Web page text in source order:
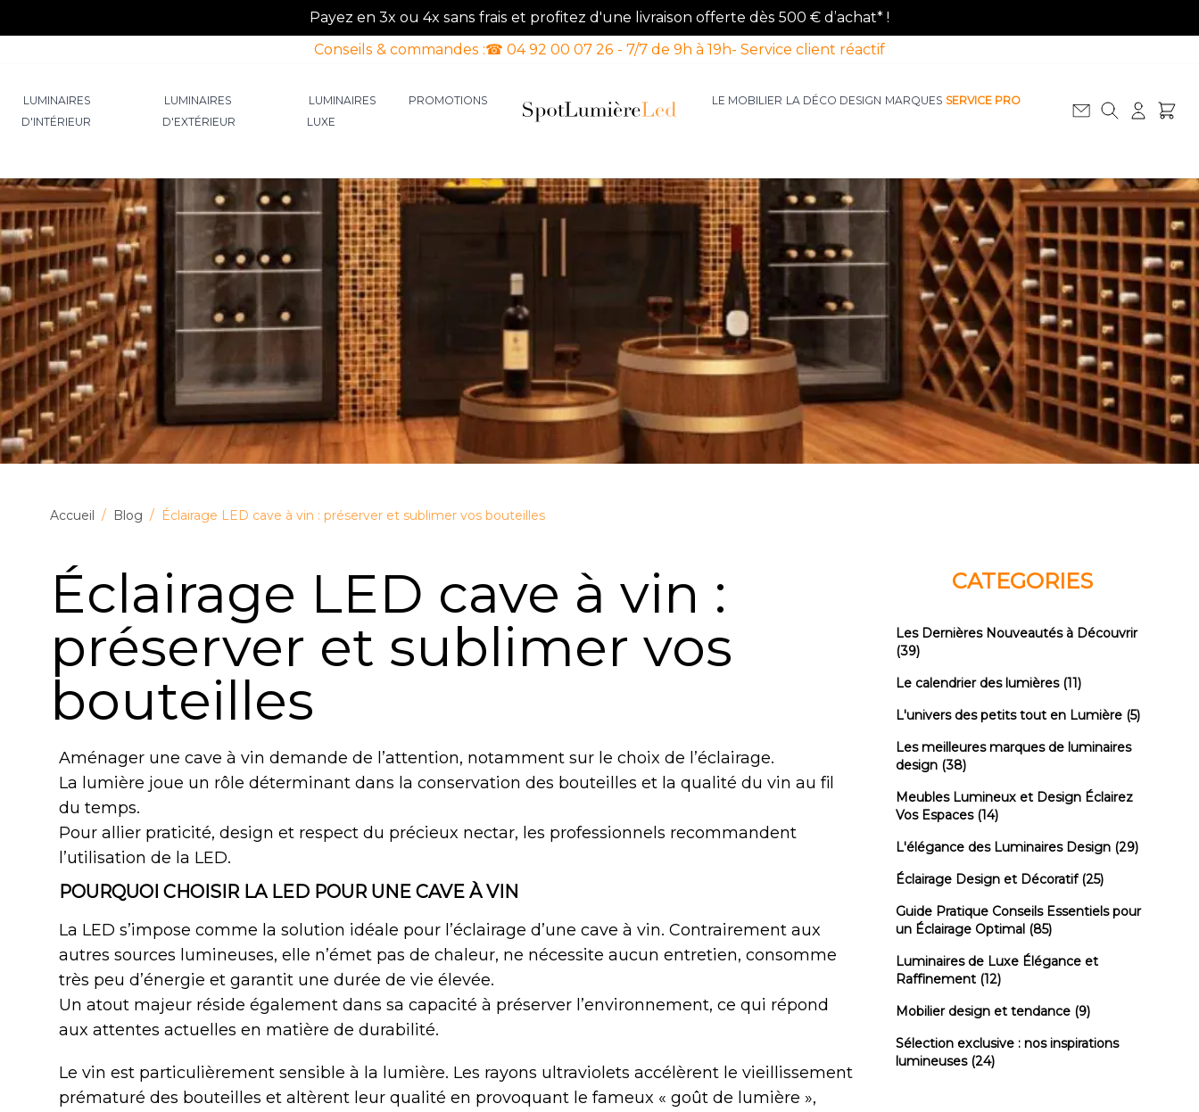
Payez en 3x ou 4x sans frais et profitez d'une livraison offerte dès 500 € d’achat* !
Conseils & commandes :☎ 04 92 00 07 26 - 7/7 de 9h à 19h- Service client réactif
LUMINAIRES
D'INTÉRIEUR
LUMINAIRES
D'EXTÉRIEUR
LUMINAIRES
LUXE
PROMOTIONS LE MOBILIER LA DÉCO DESIGN MARQUES SERVICE PRO
Accueil / Blog / Éclairage LED cave à vin : préserver et sublimer vos bouteilles
Éclairage LED cave à vin :
préserver et sublimer vos
bouteilles
Aménager une cave à vin demande de l’attention, notamment sur le choix de l’éclairage.
La lumière joue un rôle déterminant dans la conservation des bouteilles et la qualité du vin au fil
du temps.
Pour allier praticité, design et respect du précieux nectar, les professionnels recommandent
l’utilisation de la LED.
POURQUOI CHOISIR LA LED POUR UNE CAVE À VIN
La LED s’impose comme la solution idéale pour l’éclairage d’une cave à vin. Contrairement aux
autres sources lumineuses, elle n’émet pas de chaleur, ne nécessite aucun entretien, consomme
très peu d’énergie et garantit une durée de vie élevée.
Un atout majeur réside également dans sa capacité à préserver l’environnement, ce qui répond
aux attentes actuelles en matière de durabilité.
Le vin est particulièrement sensible à la lumière. Les rayons ultraviolets accélèrent le vieillissement
prématuré des bouteilles et altèrent leur qualité en provoquant le fameux « goût de lumière »,
CATEGORIES
Les Dernières Nouveautés à Découvrir
(39)
Le calendrier des lumières (11)
L'univers des petits tout en Lumière (5)
Les meilleures marques de luminaires
design (38)
Meubles Lumineux et Design Éclairez
Vos Espaces (14)
L'élégance des Luminaires Design (29)
Éclairage Design et Décoratif(25)
Guide Pratique Conseils Essentiels pour
un Éclairage Optimal (85)
Luminaires de Luxe Élégance et
Raffinement (12)
Mobilier design et tendance (9)
Sélection exclusive : nos inspirations
lumineuses (24)